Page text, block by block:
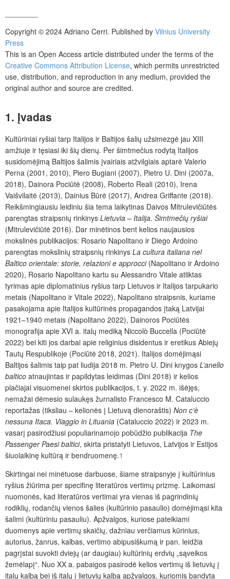
Copyright © 2024 Adriano Cerri. Published by Vilnius University
Press
This is an Open Access article distributed under the terms of the
Creative Commons Attribution License, which permits unrestricted
use, distribution, and reproduction in any medium, provided the
original author and source are credited.
1. Įvadas
Kultūriniai ryšiai tarp Italijos ir Baltijos šalių užsimezgė jau XIII
amžiuje ir tęsiasi iki šių dienų. Per šimtmečius rodytą Italijos
susidomėjimą Baltijos šalimis įvairiais atžvilgiais aptarė Valerio
Perna (2001, 2010), Piero Bugiani (2007), Pietro U. Dini (2007a,
2018), Dainora Pociūtė (2008), Roberto Reali (2010), Irena
Vaišvilaitė (2013), Dainius Būrė (2017), Andrea Griffante (2018).
Reikšmingiausiu leidiniu šia tema laikytinas Daivos Mitrulevičiūtės
parengtas straipsnių rinkinys Lietuvia – Italija. Šimtmečių ryšiai
(Mitrulevičiūtė 2016). Dar minėtinos bent kelios naujausios
mokslinės publikacijos: Rosario Napolitano ir Diego Ardoino
parengtas mokslinių straipsnių rinkinys La cultura italiana nel
Baltico orientale: storie, relazioni e approcci (Napolitano ir Ardoino
2020), Rosario Napolitano kartu su Alessandro Vitale atliktas
tyrimas apie diplomatinius ryšius tarp Lietuvos ir Italijos tarpukario
metais (Napolitano ir Vitale 2022), Napolitano straipsnis, kuriame
pasakojama apie Italijos kultūrinės propagandos įtaką Latvijai
1921–1940 metais (Napolitano 2022), Dainoros Pociūtės
monografija apie XVI a. italų mediką Niccolò Buccella (Pociūtė
2022) bei kiti jos darbai apie religinius disidentus ir eretikus Abiejų
Tautų Respublikoje (Pociūtė 2018, 2021). Italijos domėjimąsi
Baltijos šalimis taip pat liudija 2018 m. Pietro U. Dini knygos L’anello
baltico atnaujintas ir papildytas leidimas (Dini 2018) ir kelios
plačiajai visuomenei skirtos publikacijos, t. y. 2022 m. išėjęs,
nemažai dėmesio sulaukęs žurnalisto Francesco M. Cataluccio
reportažas (tiksliau – kelionės į Lietuvą dienoraštis) Non c’è
nessuna Itaca. Viaggio in Lituania (Cataluccio 2022) ir 2023 m.
vasarį pasirodžiusi populiarinamojo pobūdžio publikacija The
Passenger Paesi baltici, skirta pristatyti Lietuvos, Latvijos ir Estijos
šiuolaikinę kultūrą ir bendruomenę.1
Skirtingai nei minėtuose darbuose, šiame straipsnyje į kultūrinius
ryšius žiūrima per specifinę literatūros vertimų prizmę. Laikomasi
nuomonės, kad literatūros vertimai yra vienas iš pagrindinių
rodiklių, rodančių vienos šalies (kultūrinio pasaulio) domėjimąsi kita
šalimi (kultūriniu pasauliu). Apžvalgos, kuriose pateikiami
duomenys apie vertimų skaičių, dažniau verčiamus kūrinius,
autorius, žanrus, kalbas, vertimo abipusiškumą ir pan. leidžia
pagrįstai suvokti dviejų (ar daugiau) kultūrinių erdvių „sąveikos
žemėlapį“. Nuo XX a. pabaigos pasirodė kelios vertimų is ̌ lietuvių į
italų kalbą bei iš italų į lietuvių kalbą apžvalgos, kuriomis bandyta